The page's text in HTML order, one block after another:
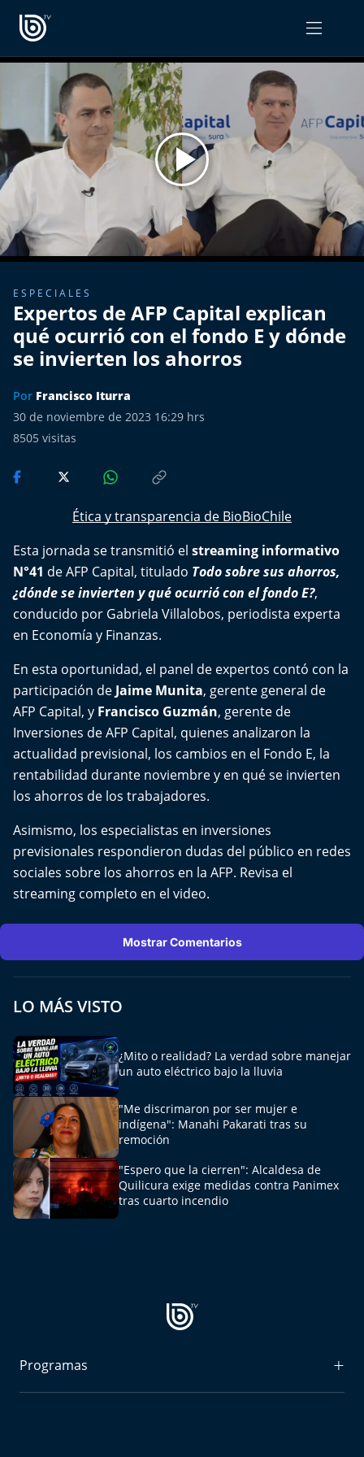
PROGRAMAS
Radiograma
Expreso Bío Bío
Podría Ser Peor
La Entrevista de Tomás Mosciatti
Entrevistas BioBioTV
Comentarios de Tomás Mosciatti
Más de Ti Podcast
Realizadores
Más de 100 Días
Tu Mereces Ser Feliz
Cultura y Espectáculos
Del Fin del Mundo
Deportes
La Ruta del Pulsar
Psicología Abierta
Impacto Tecnológico
Sesiones Dieciocheras
Conecta Vida
El Mejor País de Chile
Te invito a tomar once
Bío Bío en Ruta
Especiales
OPINIÓN
PODCAST RADIOGRAMA
ESPECIALES
Expertos de AFP Capital explican
qué ocurrió con el fondo E y dónde
se invierten los ahorros
Por Francisco Iturra
30 de noviembre de 2023 16:29 hrs
8505 visitas
Ética y transparencia de BioBioChile
Esta jornada se transmitió el streaming informativo
N°41 deAFP Capital, titulado Todo sobre sus ahorros,
¿dónde se invierten y qué ocurrió con el fondo E?,
conducido por Gabriela Villalobos, periodista experta
en Economía y Finanzas.
En esta oportunidad, el panel de expertos contó con la
participación de Jaime Munita, gerente general de
AFP Capital, y Francisco Guzmán, gerente de
Inversiones de AFP Capital, quienes analizaron la
actualidad previsional, los cambios en el Fondo E, la
rentabilidad durante noviembre y en qué se invierten
los ahorros de los trabajadores.
Asimismo, los especialistas en inversiones
previsionales respondieron dudas del público en redes
sociales sobre los ahorros en la AFP. Revisa el
streaming completo en el video.
Mostrar Comentarios
LO MÁS VISTO
¿Mito o realidad? La verdad sobre manejar
un auto eléctrico bajo la lluvia
"Me discrimaron por ser mujer e
indígena": Manahi Pakarati tras su
remoción
"Espero que la cierren": Alcaldesa de
Quilicura exige medidas contra Panimex
tras cuarto incendio
Programas